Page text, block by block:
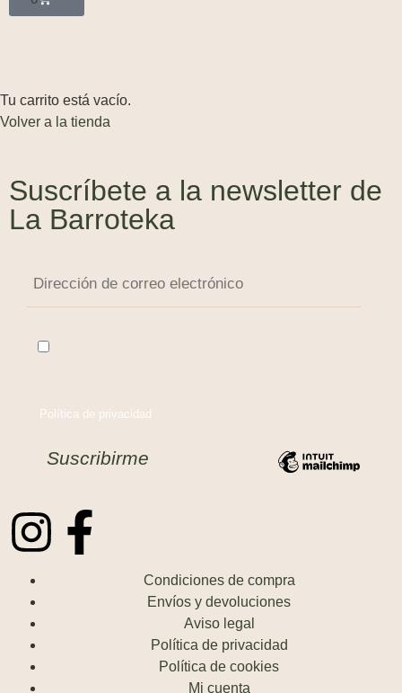
Tu carrito está vacío.
Volver a la tienda
Suscríbete a la newsletter de
La Barroteka
Política de privacidad
Condiciones de compra
Envíos y devoluciones
Aviso legal
Política de privacidad
Política de cookies
Mi cuenta